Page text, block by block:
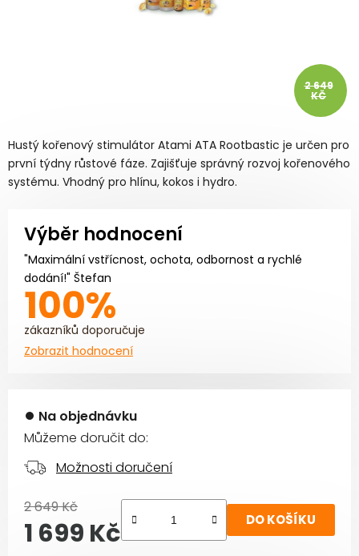
Hustý kořenový stimulátor Atami ATA Rootbastic je určen pro
první týdny růstové fáze. Zajišťuje správný rozvoj kořenového
systému. Vhodný pro hlínu, kokos i hydro.
Výběr hodnocení
"Maximální vstřícnost, ochota, odbornost a rychlé
dodání!" Štefan
100%
zákazníků doporučuje
Zobrazit hodnocení
Na objednávku
Můžeme doručit do:
Možnosti doručení
2 649 Kč
1 699 Kč DO KOŠÍKU
2 649
KČ